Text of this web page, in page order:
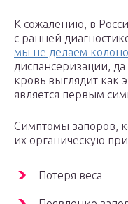
К сожалению, в
с ранней
мы не делаем
диспансеризации,
кровь выглядит как
является первым
Симптомы запоров,
их органическую
Потеря веса